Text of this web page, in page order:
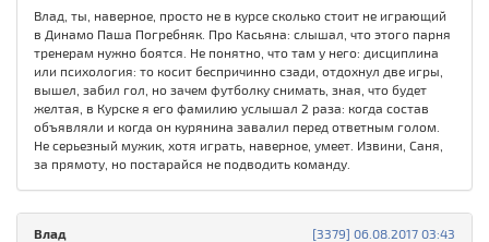
Влад, ты, наверное, просто не в курсе сколько стоит не играющий
в Динамо Паша Погребняк. Про Касьяна: слышал, что этого парня
тренерам нужно боятся. Не понятно, что там у него: дисциплина
или психология: то косит беспричинно сзади, отдохнул две игры,
вышел, забил гол, но зачем футболку снимать, зная, что будет
желтая, в Курске я его фамилию услышал 2 раза: когда состав
объявляли и когда он курянина завалил перед ответным голом.
Не серьезный мужик, хотя играть, наверное, умеет. Извини, Саня,
за прямоту, но постарайся не подводить команду.
[3379] 06.08.2017 03:43
Влад